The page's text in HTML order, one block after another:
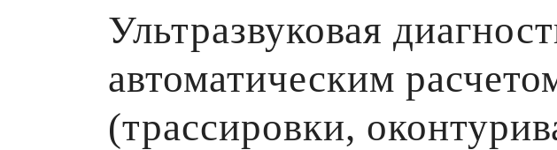
Ультразвуковая
автоматическим
(трассировки,